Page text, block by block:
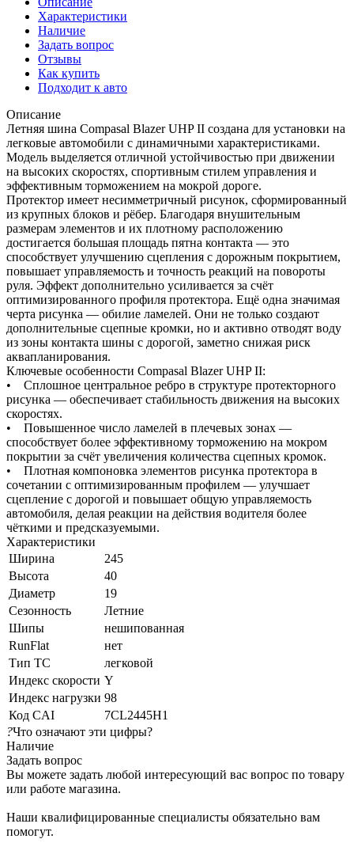
Характеристики
Наличие
Задать вопрос
Отзывы
Как купить
Подходит к авто
Описание
Летняя шина Compasal Blazer UHP II создана для установки на
легковые автомобили с динамичными характеристиками.
Модель выделяется отличной устойчивостью при движении
на высоких скоростях, спортивным стилем управления и
эффективным торможением на мокрой дороге.
Протектор имеет несимметричный рисунок, сформированный
из крупных блоков и рёбер. Благодаря внушительным
размерам элементов и их плотному расположению
достигается большая площадь пятна контакта — это
способствует улучшению сцепления с дорожным покрытием,
повышает управляемость и точность реакций на повороты
руля. Эффект дополнительно усиливается за счёт
оптимизированного профиля протектора. Ещё одна значимая
черта рисунка — обилие ламелей. Они не только создают
дополнительные сцепные кромки, но и активно отводят воду
из зоны контакта шины с дорогой, заметно снижая риск
аквапланирования.
Ключевые особенности Compasal Blazer UHP II:
• Сплошное центральное ребро в структуре протекторного
рисунка — обеспечивает стабильность движения на высоких
скоростях.
• Повышенное число ламелей в плечевых зонах —
способствует более эффективному торможению на мокром
покрытии за счёт увеличения количества сцепных кромок.
• Плотная компоновка элементов рисунка протектора в
сочетании с оптимизированным профилем — улучшает
сцепление с дорогой и повышает общую управляемость
автомобиля, делая реакции на действия водителя более
чёткими и предсказуемыми.
Характеристики
Ширина
245
Высота
40
Диаметр
19
Сезонность
Летние
Шипы
нешипованная
RunFlat
нет
Тип ТС
легковой
Индекс скорости Y
Индекс нагрузки 98
Код CAI
7CL2445H1
?Что означают эти цифры?
Наличие
Задать вопрос
Вы можете задать любой интересующий вас вопрос по товару
или работе магазина.
Наши квалифицированные специалисты обязательно вам
помогут.